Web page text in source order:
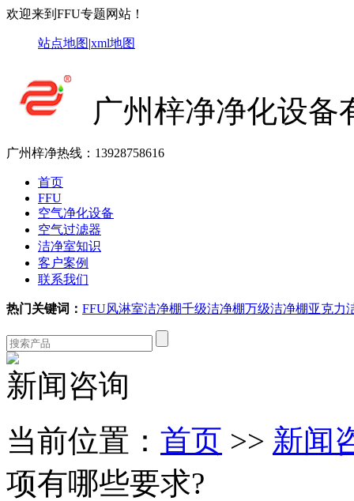
欢迎来到FFU专题网站！
站点地图|xml地图
广州梓净净化设备
广州梓净热线： 13928758616
首页
FFU
空气净化设备
空气过滤器
洁净室知识
客户案例
联系我们
热门关键词： FFU风淋室洁净棚千级洁净棚万级洁净棚亚克力
新闻咨询
当前位置： 首页 >> 新闻
项有哪些要求?